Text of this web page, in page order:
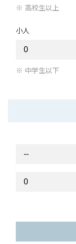
高校生以上
小人
中学生以下